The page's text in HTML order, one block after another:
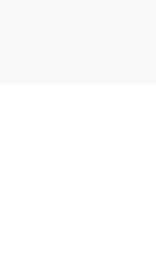
tuo pačiu laikotarpiu
erdvėje augantis vaikų